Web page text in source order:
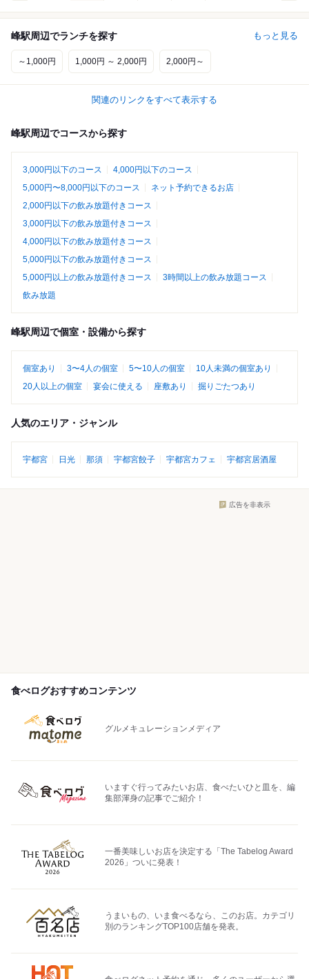
峰駅周辺でランチを探す もっと見る
～1,000円 1,000円 ～ 2,000円 2,000円～
関連のリンクをすべて表示する
峰駅周辺でコースから探す
3,000円以下のコース
4,000円以下のコース
5,000円〜8,000円以下のコース
ネット予約できるお店
2,000円以下の飲み放題付きコース
3,000円以下の飲み放題付きコース
4,000円以下の飲み放題付きコース
5,000円以下の飲み放題付きコース
5,000円以上の飲み放題付きコース
3時間以上の飲み放題コース
飲み放題
峰駅周辺で個室・設備から探す
個室あり 3〜4人の個室 5〜10人の個室
10人未満の個室あり
20人以上の個室
宴会に使える 座敷あり 掘りごたつあり
人気のエリア・ジャンル
宇都宮 日光 那須 宇都宮餃子 宇都宮カフェ 宇都宮居酒屋
広告を非表示
食べログおすすめコンテンツ
グルメキュレーションメディア
いますぐ行ってみたいお店、食べたいひと皿を、編
集部渾身の記事でご紹介！
一番美味しいお店を決定する「The Tabelog Award
2026」ついに発表！
うまいもの、いま食べるなら、このお店。カテゴリ
別のランキングTOP100店舗を発表。